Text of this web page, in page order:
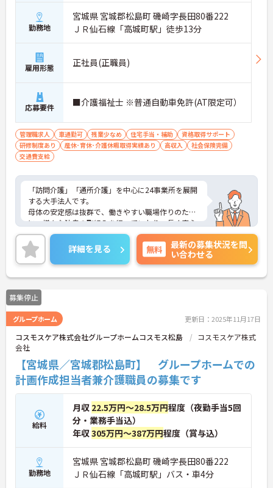
勤務地
宮城県 宮城郡松島町 磯崎字長田80番222
ＪＲ仙石線「高城町駅」徒歩13分
雇用形態 正社員(正職員)
応募要件 ■介護福祉士 ※普通自動車免許(AT限定可）
管理職求人 車通勤可 残業少なめ 住宅手当・補助
資格取得サポート
研修制度あり
産休･育休･介護休暇取得実績あり 高収入
社会保険完備
交通費支給
「訪問介護」「通所介護」を中心に24事業所を展開
する大手法人です。
母体の安定感は抜群で、働きやすい職場作りのため
に、様々な独自の取組みを行っていおり、長く安心
してご就業いただけます。
幅広い年齢層の方々が活躍され、年齢や経験に応じ
たキャリアを積んでいただけます。
ご興味のある方は是非お気軽にお問い合わせくださ
い。
詳細を見る 無料
最新の募集状況を問
い合わせる
募集停止
グループホーム 更新日：2025年11月17日
コスモスケア株式会社グループホームコスモス松島
コスモスケア株式
会社
【宮城県／宮城郡松島町】 グループホームでの
計画作成担当者兼介護職員の募集です
給料
月収 22.5万円～28.5万円程度（夜勤手当5回
分・業務手当込）
年収305万円～387万円程度（賞与込）
勤務地
宮城県 宮城郡松島町 磯崎字長田80番222
ＪＲ仙石線「高城町駅」バス・車4分